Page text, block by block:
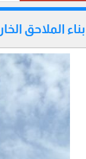
بناء الملاحق